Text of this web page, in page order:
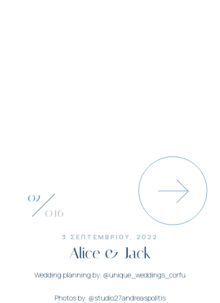
03
016
3 ΣΕΠΤΕΜΒΡΙΟΥ, 2022
Alice & Jack
Wedding planning by: @unique_weddings_corfu
Photos by: @studio27andreaspolitis